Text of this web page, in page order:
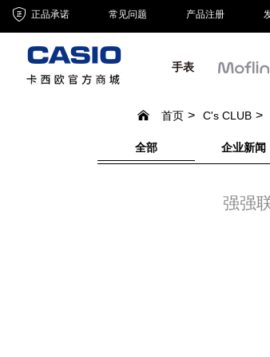
正品承诺 常见问题 产品注册
手表
首页 C's CLUB
全部 企业新闻
强强